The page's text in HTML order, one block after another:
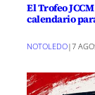
El Trofeo
calendario
NOTOLEDO|7